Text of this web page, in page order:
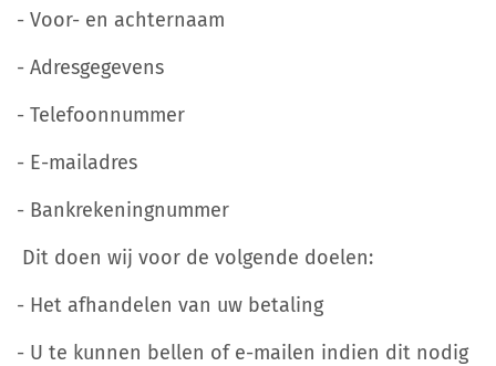
- Voor- en achternaam
- Adresgegevens
- Telefoonnummer
- E-mailadres
- Bankrekeningnummer
Dit doen wij voor de volgende doelen:
- Het afhandelen van uw betaling
- U te kunnen bellen of e-mailen indien dit nodig